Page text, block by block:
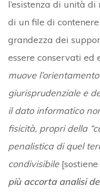
l’esistenza di unità
di un file di
grandezza dei
essere conservati ed
muove
giurisprudenziale e
il dato informatico
fisicità, propri della
penalistica di quel
condivisibile
più accorta analisi